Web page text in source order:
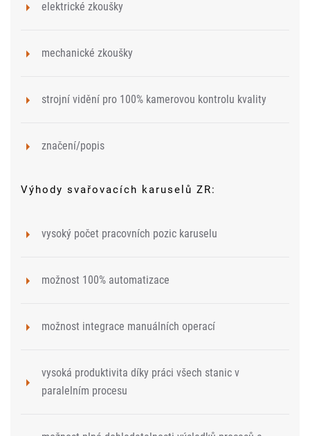
elektrické zkoušky
mechanické zkoušky
strojní vidění pro 100% kamerovou kontrolu kvality
značení/popis
Výhody svařovacích karuselů ZR:
vysoký počet pracovních pozic karuselu
možnost 100% automatizace
možnost integrace manuálních operací
vysoká produktivita díky práci všech stanic v
paralelním procesu